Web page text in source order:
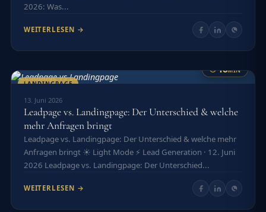
2026: Was...
WEITERLESEN →
LANDINGPAGE
16MIN
13. Juni 2026
Leadpage vs. Landingpage: Der Unterschied & welche
mehr Anfragen bringt
Leadpage vs. Landingpage: Der Unterschied & welche mehr
Anfragen bringt ☀️ Light Mode ⚡ Lead Generation · 12. Juni
2026 Leadpage vs. Landingpage: Der Unterschied...
WEITERLESEN →